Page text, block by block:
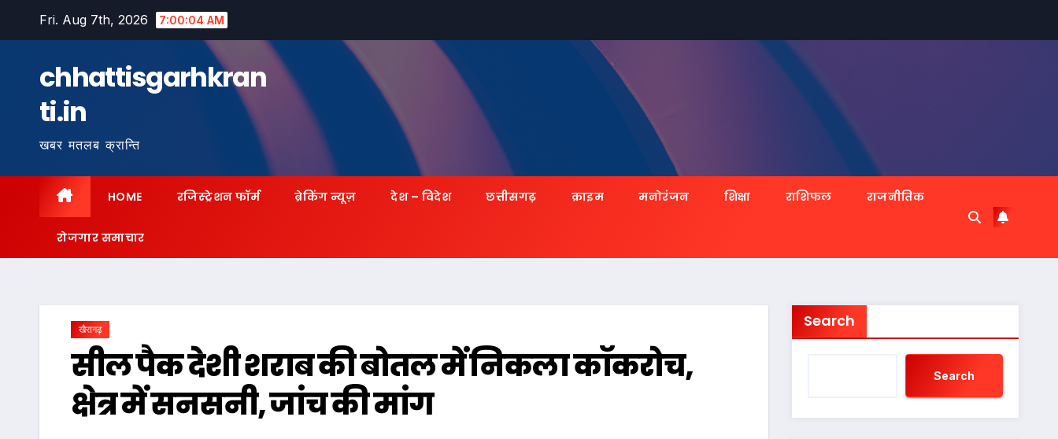
Fri. Aug 7th, 2026 7:00:05 AM
chhattisgarhkran
ti.in
खबर मतलब क्रान्ति
HOME रजिस्ट्रेशन फॉर्म ब्रेकिंग न्यूज़ देश – विदेश छत्तीसगढ़ क्राइम मनोरंजन शिक्षा राशिफल राजनीतिक
रोजगार समाचार
खैरागढ़
सील पैक देशी शराब की बोतल में निकला कॉकरोच,
क्षेत्र में सनसनी, जांच की मांग
Search
Search